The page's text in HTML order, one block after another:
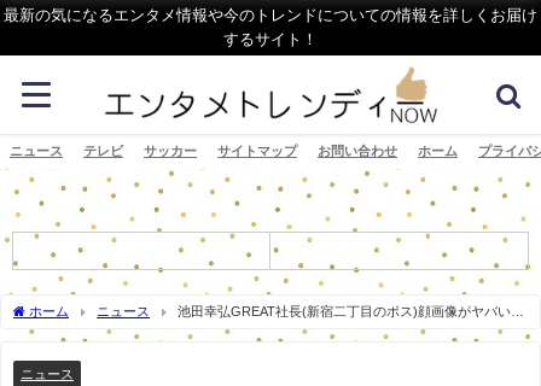
最新の気になるエンタメ情報や今のトレンドについての情報を詳しくお届け
するサイト！
ニュース テレビ サッカー サイトマップ お問い合わせ ホーム プライバ
ホーム ニュース
池田幸弘GREAT社長(新宿二丁目のボス)顔画像がヤバい！
年収や家族は？投資マンションはどこ？
ニュース